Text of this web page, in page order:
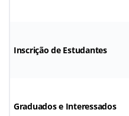
Inscrição de Estudantes
Graduados e Interessados